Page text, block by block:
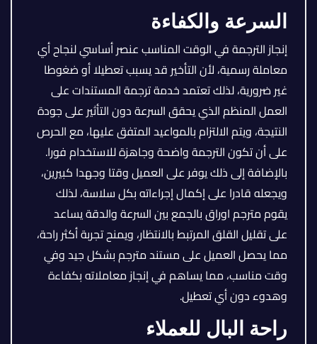
السرعة والكفاءة
إنجاز الترجمة في الوقت المناسب عنصر أساسي لنجاح أي
معاملة رسمية، لأن التأخير قد يسبب تعطيلا أو ضغوطا
غير ضرورية، لذلك تعتمد خدمة ترجمة المستندات على
العمل المنظم الذي يحقق السرعة دون التأثير على جودة
النتيجة، ويتم الالتزام بالمواعيد المتفق عليها، مع الحرص
على أن تكون الترجمة واضحة وجاهزة للاستخدام فورا.
بالإضافة إلى ذلك يوفر على العميل وقتا وجهدا كبيرين،
ويجعله قادرا على إكمال إجراءاته بكل سلاسة، لذلك
يقوم مترجم اوراق بالجمع بين السرعة والدقة يساعد
على تقليل القلق المرتبط بالانتظار، ويمنح تجربة أكثر راحة،
مما يحصل العميل على مستند مترجم بشكل جيد وفي
وقت مناسب، مما يساهم في إنجاز معاملاته بكفاءة
وهدوء دون أي تعطيل.
راحة البال للعملاء